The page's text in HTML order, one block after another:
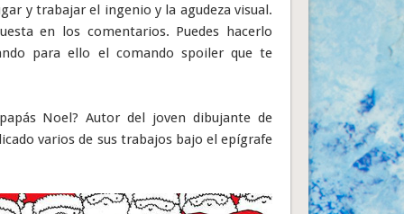
y trabajar el ingenio y la agudeza visual.
en los comentarios. Puedes hacerlo
para ello el comando spoiler que te
Noel? Autor del joven dibujante de
varios de sus trabajos bajo el epígrafe